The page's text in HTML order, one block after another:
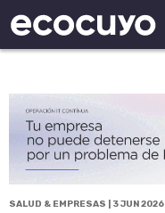
SALUD & EMPRESAS | 3 JUN 2026